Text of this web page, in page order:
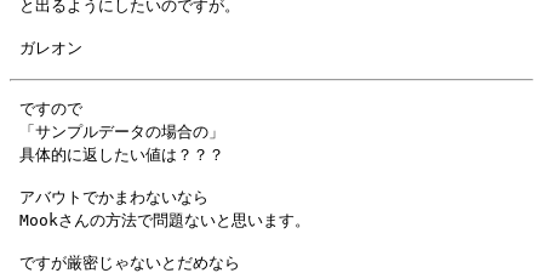
ですので
「サンプルデータの場合の」
アバウトでかまわないなら
ですが厳密じゃないとだめなら